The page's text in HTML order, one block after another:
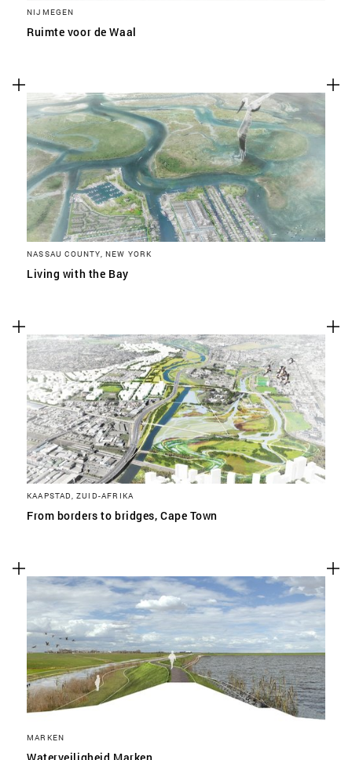
NIJMEGEN
Ruimte voor de Waal
NASSAU COUNTY, NEW YORK
Living with the Bay
KAAPSTAD, ZUID-AFRIKA
From borders to bridges, Cape Town
MARKEN